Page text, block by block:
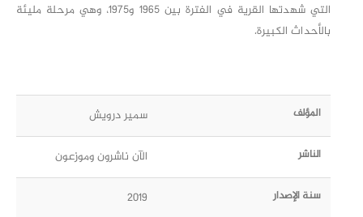
التي شهدتها القرية في الفترة بين 1965 و1975، وهي مرحلة مليئة
بالأحداث الكبيرة.
المؤلف سمير درويش
الناشر الآن ناشرون وموزعون
سنة الإصدار 2019